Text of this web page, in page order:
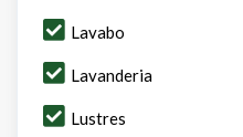
Lavabo
Lavanderia
Lustres